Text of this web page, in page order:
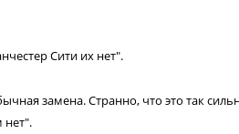
Сити их нет".
замена. Странно, что это так
нет".